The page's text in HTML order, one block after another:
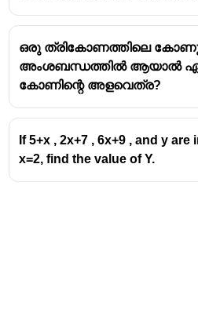
ഒരു ത്രികോണത്തിലെ
അംശബന്ധത്തിൽ ആയാൽ
കോണിന്റെ അളവെത്ര?
If 5+x , 2x+7 , 6x+9 , and y
x=2, find the value of Y.